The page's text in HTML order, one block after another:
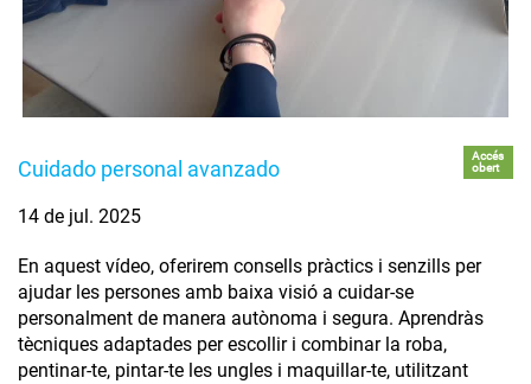
Cuidado personal avanzado
Accés
obert
14 de jul. 2025
En aquest vídeo, oferirem consells pràctics i senzills per
ajudar les persones amb baixa visió a cuidar-se
personalment de manera autònoma i segura. Aprendràs
tècniques adaptades per escollir i combinar la roba,
pentinar-te, pintar-te les ungles i maquillar-te, utilitzant